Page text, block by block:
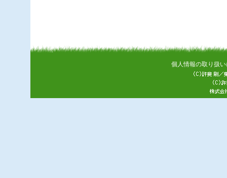
個人情報の取り扱